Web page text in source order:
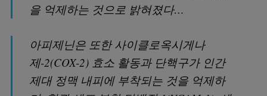
을 억제하는 것으로 밝혀졌다…
아피제닌은 또한 사이클로옥시게나
제-2(COX-2) 효소 활동과 단핵구가 인간
제대 정맥 내피에 부착되는 것을 억제하